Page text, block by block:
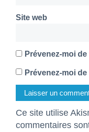
Site web
Prévenez-moi
Prévenez-moi
Ce site utilise
commentaires